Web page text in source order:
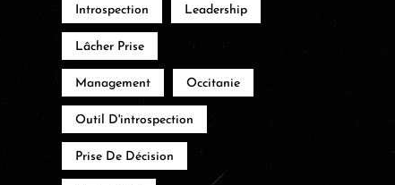
Introspection Leadership
Lâcher Prise
Management Occitanie
Outil D'introspection
Prise De Décision